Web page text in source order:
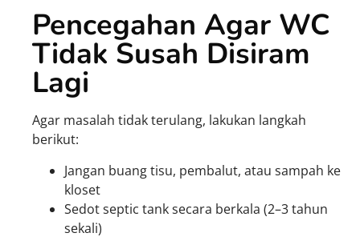
Pencegahan Agar WC
Tidak Susah Disiram
Lagi
Agar masalah tidak terulang, lakukan langkah
berikut:
Jangan buang tisu, pembalut, atau sampah ke
kloset
Sedot septic tank secara berkala (2–3 tahun
sekali)